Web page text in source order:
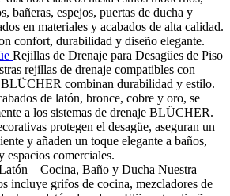
bañeras, espejos, puertas de ducha y
en materiales y acabados de alta calidad.
confort, durabilidad y diseño elegante.
Rejillas de Drenaje para Desagües de Piso
rejillas de drenaje compatibles con
BLÜCHER combinan durabilidad y estilo.
de latón, bronce, cobre y oro, se
a los sistemas de drenaje BLÜCHER.
protegen el desagüe, aseguran un
y añaden un toque elegante a baños,
espacios comerciales.
– Cocina, Baño y Ducha Nuestra
incluye grifos de cocina, mezcladores de